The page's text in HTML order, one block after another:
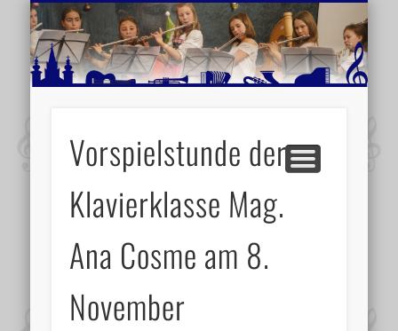
MUSIKSCHULE MARIAZELL
AKTUELLE BERICHTE
SCHULE
VIDEOS
VERANSTALTUNGSTIPPS
WEITERE INFORMATIONEN
Vorspielstunde der
Klavierklasse Mag.
Ana Cosme am 8.
November